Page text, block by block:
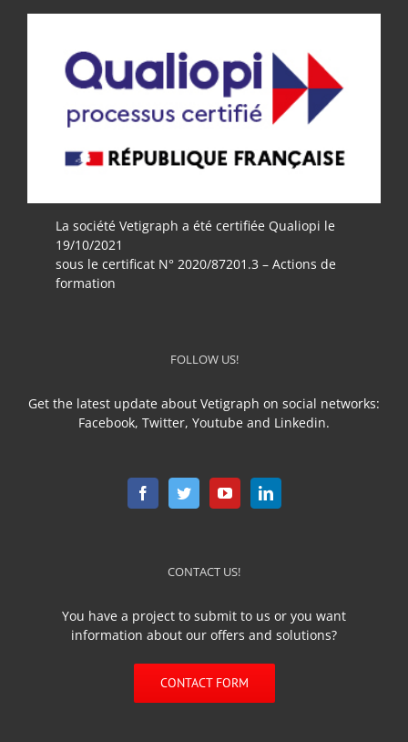
La société Vetigraph a été certifiée Qualiopi le
19/10/2021
sous le certificat N° 2020/87201.3 – Actions de
formation
FOLLOW US!
Get the latest update about Vetigraph on social networks:
Facebook, Twitter, Youtube and Linkedin.
CONTACT US!
You have a project to submit to us or you want
information about our offers and solutions?
CONTACT FORM